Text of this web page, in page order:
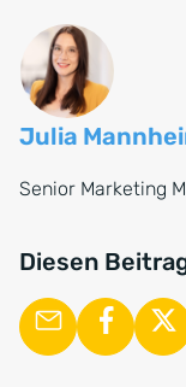
einen direkten
Julia
Senior Marketing
Diesen